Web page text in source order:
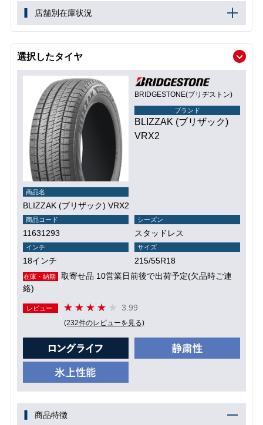
店舗別在庫状況
選択したタイヤ
BRIDGESTONE(ブリヂストン)
ブランド
BLIZZAK (ブリザック)
VRX2
商品名
BLIZZAK (ブリザック) VRX2
商品コード
11631293
シーズン
スタッドレス
インチ
18インチ
サイズ
215/55R18
在庫・納期
取寄せ品 10営業日前後で出荷予定(欠品時ご連
絡)
レビュー 3.99
(232件のレビューを見る)
商品特徴